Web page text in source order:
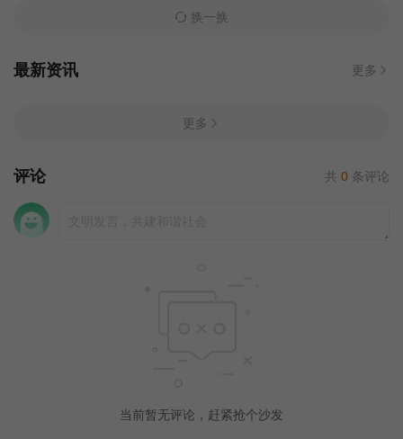
换一换
最新资讯 更多
更多
评论 共 0 条评论
当前暂无评论，赶紧抢个沙发